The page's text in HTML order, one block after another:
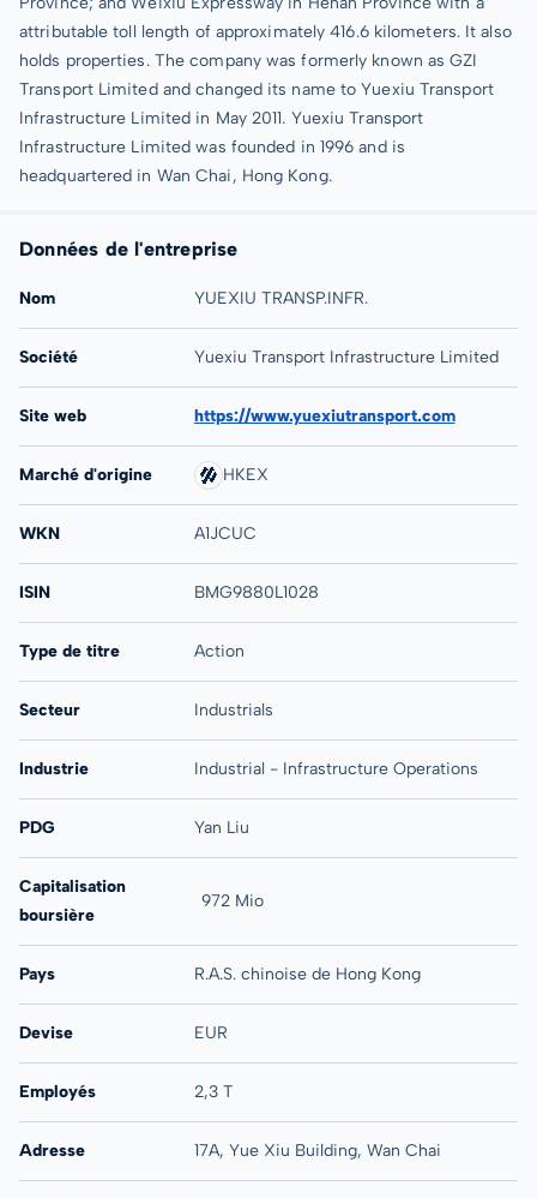
attributable toll length of approximately 416.6 kilometers. It also
holds properties. The company was formerly known as GZI
Transport Limited and changed its name to Yuexiu Transport
Infrastructure Limited in May 2011. Yuexiu Transport
Infrastructure Limited was founded in 1996 and is
headquartered in Wan Chai, Hong Kong.
Données de l'entreprise
Nom YUEXIU TRANSP.INFR.
Société Yuexiu Transport Infrastructure Limited
Site web https://www.yuexiutransport.com
Marché d'origine HKEX
WKN A1JCUC
ISIN BMG9880L1028
Type de titre Action
Secteur Industrials
Industrie Industrial - Infrastructure Operations
PDG Yan Liu
Capitalisation
boursière
972 Mio
Pays R.A.S. chinoise de Hong Kong
Devise EUR
Employés 2,3 T
Adresse 17A, Yue Xiu Building, Wan Chai